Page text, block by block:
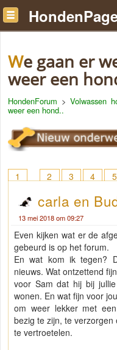
We gaan er weer voor, toch maar
weer een
HondenForum >Volwassen
weer een hond..
1 2 3 4 5
carla en
13 mei 2018 om 09:27
Even kijken wat er de
gebeurd is op het forum.
En wat kom ik tegen?
nieuws. Wat ontzettend fijn
voor Sam dat hij bij
wonen. En wat fijn voor jou
om weer lekker met
bezig te zijn, te verzorgen
te vertroetelen.